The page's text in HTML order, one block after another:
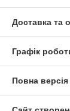
Доставка та
Графік
Повна версія